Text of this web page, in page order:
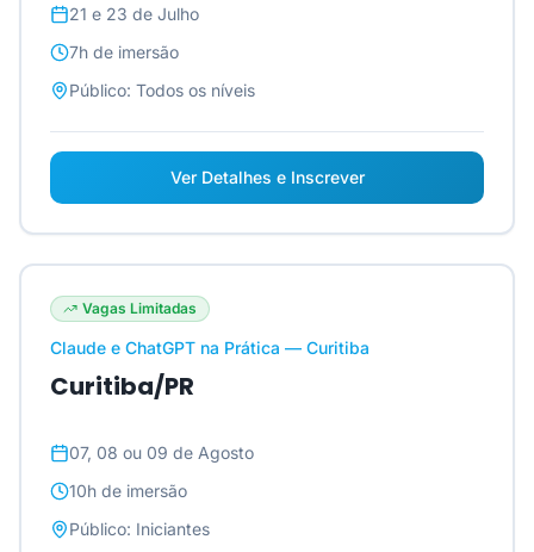
21 e 23 de Julho
7h de imersão
Público: Todos os níveis
Ver Detalhes e Inscrever
Vagas Limitadas
Claude e ChatGPT na Prática — Curitiba
Curitiba/PR
07, 08 ou 09 de Agosto
10h de imersão
Público: Iniciantes